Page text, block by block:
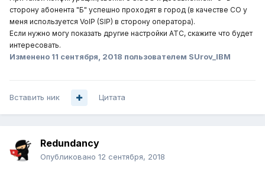
сторону абонента "Б" успешно проходят в город (в качестве CO у
меня используется VoIP (SIP) в сторону оператора).
Если нужно могу показать другие настройки АТС, скажите что будет
интересовать.
Изменено 11 сентября, 2018 пользователем SUrov_IBM
Вставить ник Цитата
Redundancy
Опубликовано 12 сентября, 2018